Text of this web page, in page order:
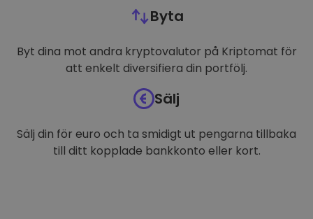
Byta
Byt dina mot andra kryptovalutor på Kriptomat för
att enkelt diversifiera din portfölj.
Sälj
Sälj din för euro och ta smidigt ut pengarna tillbaka
till ditt kopplade bankkonto eller kort.